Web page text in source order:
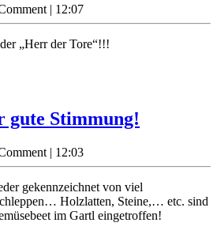
| 12:07
„Herr der Tore“!!!
gute Stimmung!
gute
| 12:03
gekennzeichnet von viel
Holzlatten, Steine,… etc. sind
im Gartl eingetroffen!